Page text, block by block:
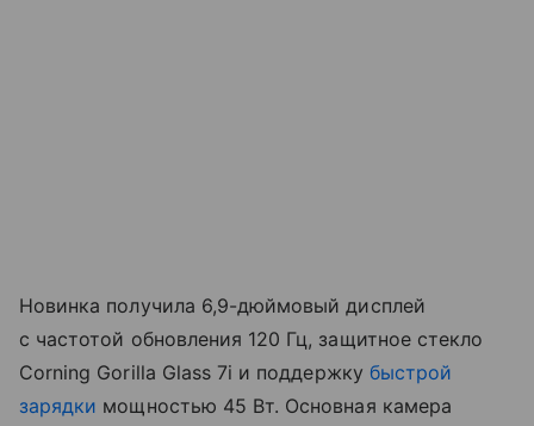
Новинка получила 6,9-дюймовый дисплей
с частотой обновления 120 Гц, защитное стекло
Corning Gorilla Glass 7i и поддержку быстрой
зарядки мощностью 45 Вт. Основная камера